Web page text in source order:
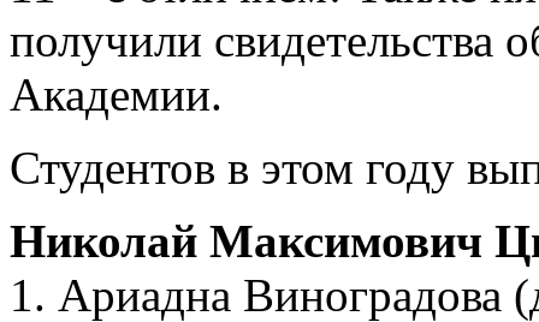
получили свидетельства
Академии.
Студентов в этом году
Николай Максимович
1. Ариадна Виноградова